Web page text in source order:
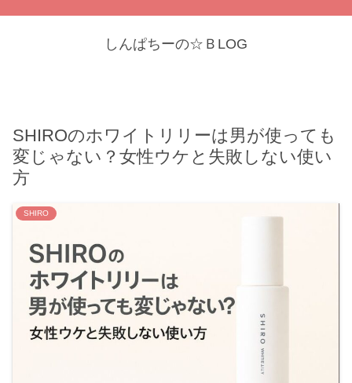
しんぱちーの☆ＢLOG
SHIROのホワイトリリーは男が使っても
変じゃない？女性ウケと失敗しない使い
方
SHIRO